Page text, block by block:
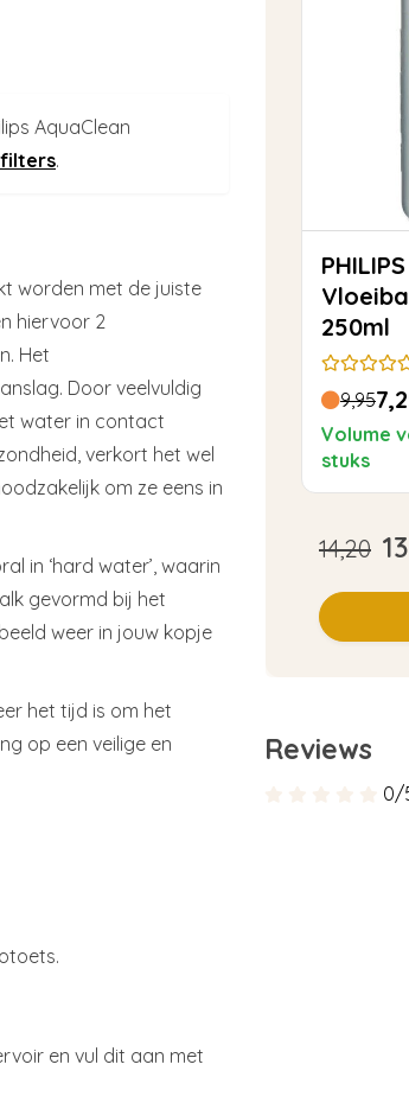
AquaClean
.
worden met de juiste
hiervoor 2
Het
Door veelvuldig
water in contact
verkort het wel
om ze eens in
in ‘hard water’, waarin
gevormd bij het
weer in jouw kopje
het tijd is om het
op een veilige en
en vul dit aan met
250ml
9,95
Volume
stuks
14,20
Reviews
0/